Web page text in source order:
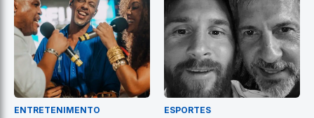
ENTRETENIMENTO ESPORTES